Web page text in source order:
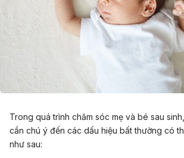
Trong quá trình chăm sóc mẹ và bé sau
cần chú ý đến các dấu hiệu bất thường có
như sau: